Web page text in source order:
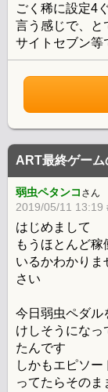
ごく稀に設定4
言う感じで、と
サイトセブン等
ART最終ゲー
弱虫ペタンコ さん
2019/05/11 13:19
はじめまして
もうほとんど
いるかわかりま
さい
今日弱虫ペダル
けしそうになっ
たんです
しかもエピソ
ってたらそのま